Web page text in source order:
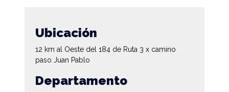
Ubicación
12 km al Oeste del 184 de Ruta 3 x camino
paso Juan Pablo
Departamento